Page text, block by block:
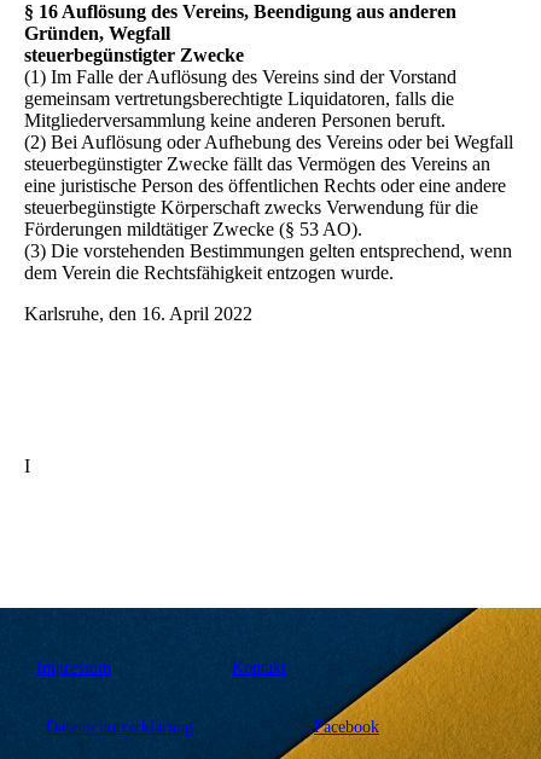
§ 16 Auflösung des Vereins, Beendigung aus anderen
Gründen, Wegfall
steuerbegünstigter Zwecke
(1) Im Falle der Auflösung des Vereins sind der Vorstand
gemeinsam vertretungsberechtigte Liquidatoren, falls die
Mitgliederversammlung keine anderen Personen beruft.
(2) Bei Auflösung oder Aufhebung des Vereins oder bei Wegfall
steuerbegünstigter Zwecke fällt das Vermögen des Vereins an
eine juristische Person des öffentlichen Rechts oder eine andere
steuerbegünstigte Körperschaft zwecks Verwendung für die
Förderungen mildtätiger Zwecke (§ 53 AO).
(3) Die vorstehenden Bestimmungen gelten entsprechend, wenn
dem Verein die Rechtsfähigkeit entzogen wurde.
Karlsruhe, den 16. April 2022
I
Impressum Kontakt
Datenschutzerklärung Facebook